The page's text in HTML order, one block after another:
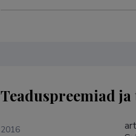
Teaduspreemiad
2016